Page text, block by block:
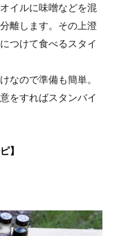
イルに味噌などを混
離します。その上澄
つけて食べるスタイ
なので準備も簡単。
をすればスタンバイ
】